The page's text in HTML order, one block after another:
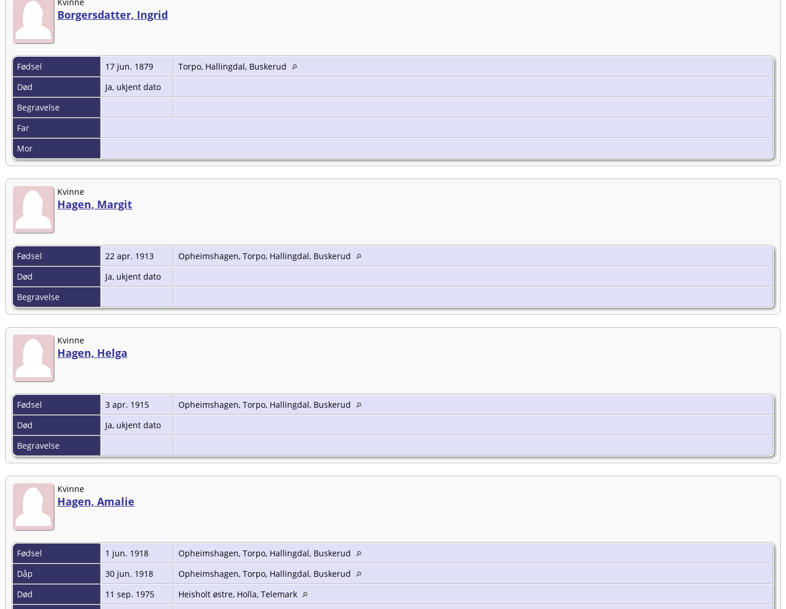
Borgersdatter, Ingrid
Fødsel 17 jun. 1879
Torpo, Hallingdal, Buskerud
Død
Ja, ukjent dato
Begravelse
Far
Mor
Kvinne
Hagen, Margit
Fødsel 22 apr. 1913
Opheimshagen, Torpo, Hallingdal, Buskerud
Død
Ja, ukjent dato
Begravelse
Kvinne
Hagen, Helga
Fødsel 3 apr. 1915
Opheimshagen, Torpo, Hallingdal, Buskerud
Død
Ja, ukjent dato
Begravelse
Kvinne
Hagen, Amalie
Fødsel 1 jun. 1918
Opheimshagen, Torpo, Hallingdal, Buskerud
Dåp
30 jun. 1918
Opheimshagen, Torpo, Hallingdal, Buskerud
Død
11 sep. 1975
Heisholt østre, Holla, Telemark